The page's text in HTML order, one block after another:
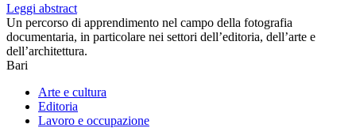
Leggi abstract
Un percorso di apprendimento nel campo della fotografia
documentaria, in particolare nei settori dell’editoria, dell’arte e
dell’architettura.
Bari
Arte e cultura
Editoria
Lavoro e occupazione